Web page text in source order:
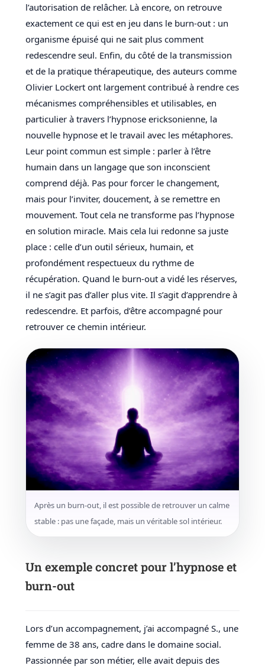
l’autorisation de relâcher. Là encore, on retrouve
exactement ce qui est en jeu dans le burn-out : un
organisme épuisé qui ne sait plus comment
redescendre seul. Enfin, du côté de la transmission
et de la pratique thérapeutique, des auteurs comme
Olivier Lockert ont largement contribué à rendre ces
mécanismes compréhensibles et utilisables, en
particulier à travers l’hypnose ericksonienne, la
nouvelle hypnose et le travail avec les métaphores.
Leur point commun est simple : parler à l’être
humain dans un langage que son inconscient
comprend déjà. Pas pour forcer le changement,
mais pour l’inviter, doucement, à se remettre en
mouvement. Tout cela ne transforme pas l’hypnose
en solution miracle. Mais cela lui redonne sa juste
place : celle d’un outil sérieux, humain, et
profondément respectueux du rythme de
récupération. Quand le burn-out a vidé les réserves,
il ne s’agit pas d’aller plus vite. Il s’agit d’apprendre à
redescendre. Et parfois, d’être accompagné pour
retrouver ce chemin intérieur.
Après un burn-out, il est possible de retrouver un calme
stable : pas une façade, mais un véritable sol intérieur.
Un exemple concret pour l’hypnose et
burn-out
Lors d’un accompagnement, j’ai accompagné S., une
femme de 38 ans, cadre dans le domaine social.
Passionnée par son métier, elle avait depuis des